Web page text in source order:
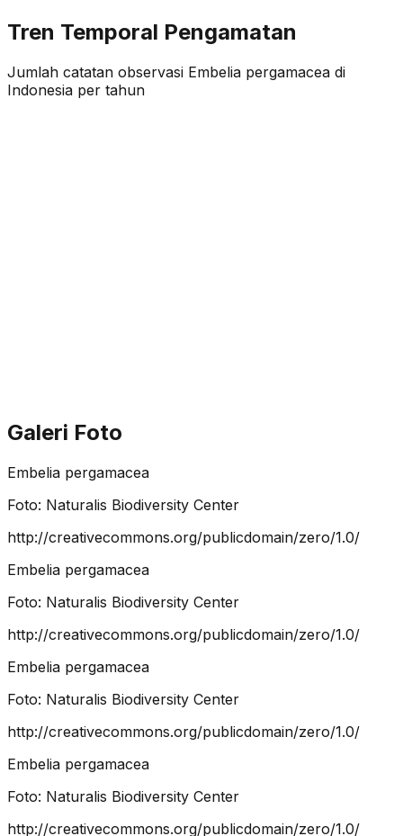
Tren Temporal Pengamatan
Jumlah catatan observasi Embelia pergamacea di
Indonesia per tahun
Galeri Foto
Embelia pergamacea
Foto: Naturalis Biodiversity Center
http://creativecommons.org/publicdomain/zero/1.0/
Embelia pergamacea
Foto: Naturalis Biodiversity Center
http://creativecommons.org/publicdomain/zero/1.0/
Embelia pergamacea
Foto: Naturalis Biodiversity Center
http://creativecommons.org/publicdomain/zero/1.0/
Embelia pergamacea
Foto: Naturalis Biodiversity Center
http://creativecommons.org/publicdomain/zero/1.0/